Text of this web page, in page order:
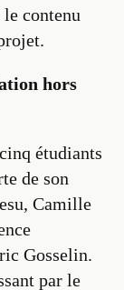
contenu
hors
étudiants
de son
Camille
Gosselin.
par le